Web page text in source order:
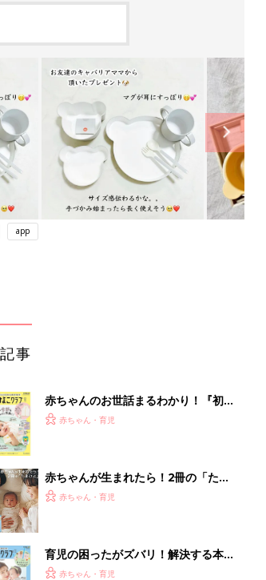
app
事
赤ちゃんのお世話まるわかり！『初め
てのひよこクラブ 夏号』〈巻頭大特
赤ちゃん・育児
赤ちゃんが生まれたら！2冊の「たま
ひよ」
赤ちゃん・育児
育児の困ったがズバリ！解決する本
『ひよこクラブ 秋号』 4カ月～2才
赤ちゃん・育児